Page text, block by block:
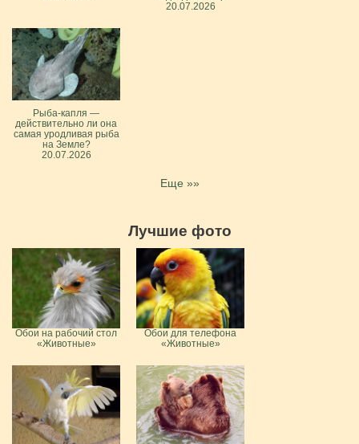
20.07.2026
Рыба-капля —
действительно ли она
самая уродливая рыба
на Земле?
20.07.2026
Еще »»
Лучшие фото
Обои на рабочий стол
«Животные»
Обои для телефона
«Животные»